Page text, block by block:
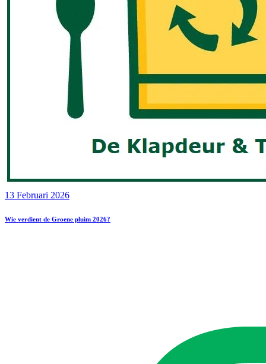
13 Februari 2026
Wie verdient de Groene pluim 2026?